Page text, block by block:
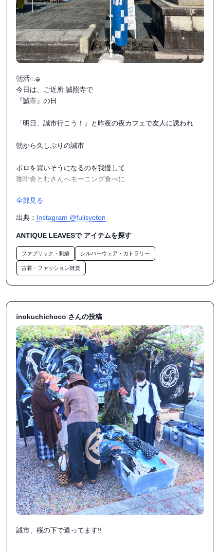
朝活◌𓈒𓐍
今日は、ご近所 誠照寺で
『誠市』の日
「明日、誠市行こう！』と昨夜の夜カフェで友人に誘われ
朝から久しぶりの誠市
ボロを買いそうになるのを我慢して
珈琲舎とむさんへモーニング食べに
マスターの動きに釘付けになりながら食べる、モーニング👀
美味しかったです◌𓈒𓐍
持つべきものは、無茶振りで誘ってくれる元気な友人
いつもありがとう◌𓈒𓐍
#fujisyoten_sabae
#富士書店鯖江
#鯖江 #福井 #鯖江カフェ
#鯖江駅前 #鯖江本屋
#珈琲 #カフェ #本屋
#ブックカフェ #書店
#富士商店鯖江
#富士商店
#福井本屋
#雑貨
#本を贈り物に
#誠市
#珈琲舎とむ
全部見る
出典： Instagram @fujisyoten
ANTIQUE LEAVESで アイテムを探す
ファブリック・刺繍 シルバーウェア・カトラリー
古着・ファッション雑貨
inokuchichoco さんの投稿
誠市、桜の下で遣ってます‼️